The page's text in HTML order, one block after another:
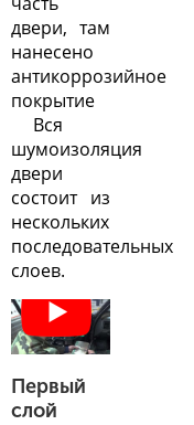
двери, там
нанесено
антикоррозийное
покрытие
Вся
шумоизоляция
двери
состоит из
нескольких
последовательных
слоев.
Первый
слой